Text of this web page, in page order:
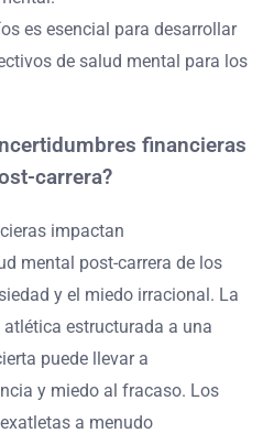
es esencial para desarrollar
de salud mental para los
financieras
carrera?
impactan
mental post-carrera de los
y el miedo irracional. La
estructurada a una
puede llevar a
y miedo al fracaso. Los
a menudo